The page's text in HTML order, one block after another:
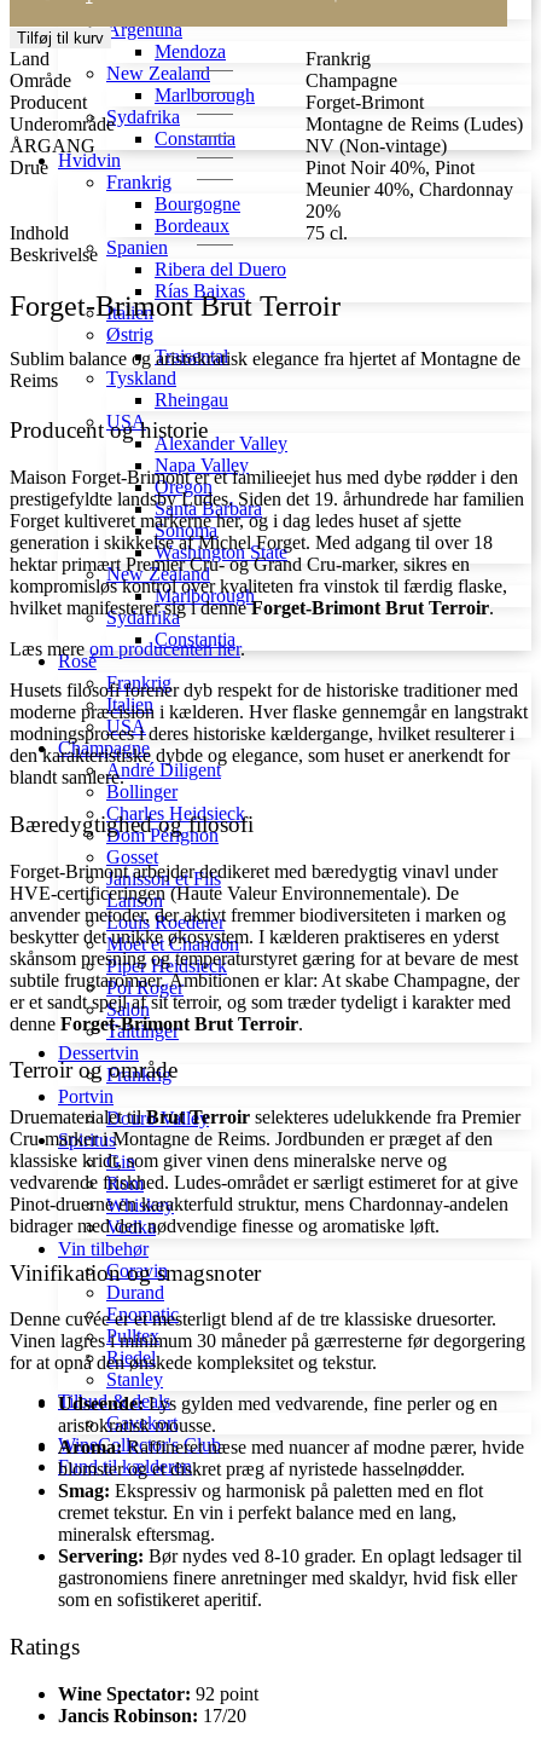
Argentina
Mendoza
New Zealand
Marlborough
Sydafrika
Constantia
Hvidvin
Frankrig
Bourgogne
Bordeaux
Spanien
Ribera del Duero
Rías Baixas
Italien
Østrig
Traisental
Tyskland
Rheingau
USA
Alexander Valley
Napa Valley
Oregon
Santa Barbara
Sonoma
Washington State
New Zealand
Marlborough
Sydafrika
Constantia
Rosé
Frankrig
Italien
USA
Champagne
André Diligent
Bollinger
Charles Heidsieck
Dom Pérignon
Gosset
Janisson et Fils
Lanson
Louis Roederer
Móet et Chandon
Piper Heidsieck
Pol Roger
Salon
Taittinger
Dessertvin
Frankrig
Portvin
Douro Valley
Spiritus
Gin
Rom
Whiskey
Vodka
Vin tilbehør
Coravin
Durand
Enomatic
Pulltex
Riedel
Stanley
Tilbud & deals
Gavekort
WineCollector's Club
Fund til kælderen
Brut
Terroir
Premier
Cru
antal
Tilføj til kurv
Land
Frankrig
Område
Champagne
Producent
Forget-Brimont
Underområde
Montagne de Reims (Ludes)
ÅRGANG
NV (Non-vintage)
Drue
Pinot Noir 40%, Pinot
Meunier 40%, Chardonnay
20%
Indhold
75 cl.
Beskrivelse
Forget-Brimont Brut Terroir
Sublim balance og aristokratisk elegance fra hjertet af Montagne de
Reims
Producent og historie
Maison Forget-Brimont er et familieejet hus med dybe rødder i den
prestigefyldte landsby Ludes. Siden det 19. århundrede har familien
Forget kultiveret markerne her, og i dag ledes huset af sjette
generation i skikkelse af Michel Forget. Med adgang til over 18
hektar primært Premier Cru- og Grand Cru-marker, sikres en
kompromisløs kontrol over kvaliteten fra vinstok til færdig flaske,
hvilket manifesterer sig i denneForget-Brimont Brut Terroir.
Læs mere om producenten her.
Husets filosofi forener dyb respekt for de historiske traditioner med
moderne præcision i kælderen. Hver flaske gennemgår en langstrakt
modningsproces i deres historiske kældergange, hvilket resulterer i
den karakteristiske dybde og elegance, som huset er anerkendt for
blandt samlere.
Bæredygtighed og filosofi
Forget-Brimont arbejder dedikeret med bæredygtig vinavl under
HVE-certificeringen (Haute Valeur Environnementale). De
anvender metoder, der aktivt fremmer biodiversiteten i marken og
beskytter det unikke økosystem. I kælderen praktiseres en yderst
skånsom presning og temperaturstyret gæring for at bevare de mest
subtile frugtaromaer. Ambitionen er klar: At skabe Champagne, der
er et sandt spejl af sit terroir, og som træder tydeligt i karakter med
denne Forget-Brimont Brut Terroir.
Terroir og område
Druematerialet tilBrut Terroir selekteres udelukkende fra Premier
Cru-marker i Montagne de Reims. Jordbunden er præget af den
klassiske kridt, som giver vinen dens mineralske nerve og
vedvarende friskhed. Ludes-området er særligt estimeret for at give
Pinot-druerne en karakterfuld struktur, mens Chardonnay-andelen
bidrager med den nødvendige finesse og aromatiske løft.
Vinifikation og smagsnoter
Denne cuvée er et mesterligt blend af de tre klassiske druesorter.
Vinen lagres i minimum 30 måneder på gærresterne før degorgering
for at opnå den ønskede kompleksitet og tekstur.
Udseende:Lys gylden med vedvarende, fine perler og en
aristokratisk mousse.
Aroma:Raffineret næse med nuancer af modne pærer, hvide
blomster og et diskret præg af nyristede hasselnødder.
Smag: Ekspressiv og harmonisk på paletten med en flot
cremet tekstur. En vin i perfekt balance med en lang,
mineralsk eftersmag.
Servering: Bør nydes ved 8-10 grader. En oplagt ledsager til
gastronomiens finere anretninger med skaldyr, hvid fisk eller
som en sofistikeret aperitif.
Ratings
Wine Spectator: 92 point
Jancis Robinson: 17/20